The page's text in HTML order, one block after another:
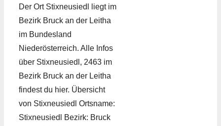
Der Ort Stixneusiedl liegt im
Bezirk Bruck an der Leitha
im Bundesland
Niederösterreich. Alle Infos
über Stixneusiedl, 2463 im
Bezirk Bruck an der Leitha
findest du hier. Übersicht
von Stixneusiedl Ortsname:
Stixneusiedl Bezirk: Bruck